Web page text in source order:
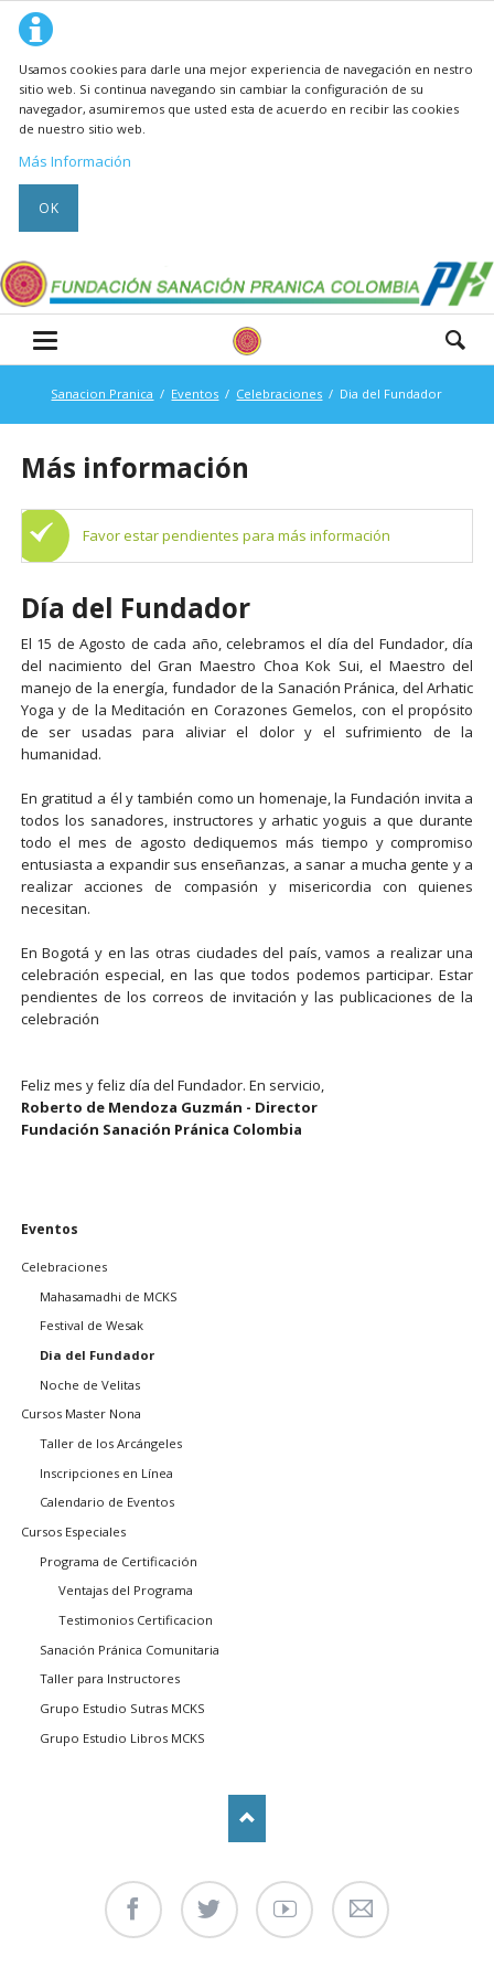
Usamos cookies para darle una mejor experiencia de navegación en nestro
sitio web. Si continua navegando sin cambiar la configuración de su
navegador, asumiremos que usted esta de acuerdo en recibir las cookies
de nuestro sitio web.
Más Información
OK
Sanacion Pranica Eventos Celebraciones Dia del Fundador
Más información
Favor estar pendientes para más información
Día del Fundador
El 15 de Agosto de cada año, celebramos el día del Fundador, día
del nacimiento del Gran Maestro Choa Kok Sui, el Maestro del
manejo de la energía, fundador de la Sanación Pránica, del Arhatic
Yoga y de la Meditación en Corazones Gemelos, con el propósito
de ser usadas para aliviar el dolor y el sufrimiento de la
humanidad.
En gratitud a él y también como un homenaje, la Fundación invita a
todos los sanadores, instructores y arhatic yoguis a que durante
todo el mes de agosto dediquemos más tiempo y compromiso
entusiasta a expandir sus enseñanzas, a sanar a mucha gente y a
realizar acciones de compasión y misericordia con quienes
necesitan.
En Bogotá y en las otras ciudades del país, vamos a realizar una
celebración especial, en las que todos podemos participar. Estar
pendientes de los correos de invitación y las publicaciones de la
celebración
Feliz mes y feliz día del Fundador. En servicio,
Roberto de Mendoza Guzmán - Director
Fundación Sanación Pránica Colombia
Saltar
Eventos
Celebraciones
Mahasamadhi de MCKS
Festival de Wesak
Dia del Fundador
Noche de Velitas
Cursos Master Nona
Taller de los Arcángeles
Inscripciones en Línea
Calendario de Eventos
Cursos Especiales
Programa de Certificación
Ventajas del Programa
Testimonios Certificacion
Sanación Pránica Comunitaria
Taller para Instructores
Grupo Estudio Sutras MCKS
Grupo Estudio Libros MCKS